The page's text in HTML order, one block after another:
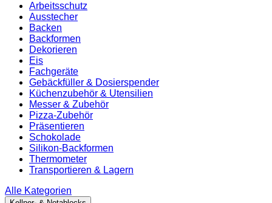
Arbeitsschutz
Ausstecher
Backen
Backformen
Dekorieren
Eis
Fachgeräte
Gebäckfüller & Dosierspender
Küchenzubehör & Utensilien
Messer & Zubehör
Pizza-Zubehör
Präsentieren
Schokolade
Silikon-Backformen
Thermometer
Transportieren & Lagern
Alle Kategorien